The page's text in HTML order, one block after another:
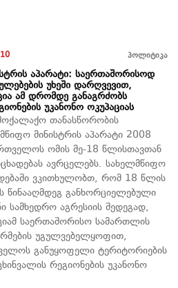
პოლიტიკა
აპარატი: საერთაშორისოდ
უხეში დარღვევით,
ამ დრომდე განაგრძობს
უკანონო ოკუპაციას
თანასწორობის
მინისტრის აპარატი 2008
ომის მე-18 წლისთავთან
ავრცელებს. სახელმწიფო
ვკითხულობთ, რომ 18 წლის
წინააღმდეგ განხორციელებული
სამხედრო აგრესიის შედეგად,
საერთაშორისო სამართლის
უგულვებელყოფით,
განუყოფელი ტერიტორიების
რეგიონების უკანონო